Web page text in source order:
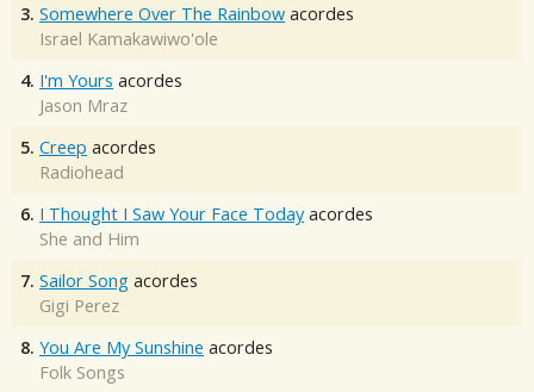
3. Somewhere Over The Rainbow acordes
Israel Kamakawiwo'ole
4. I'm Yours acordes
Jason Mraz
5. Creep acordes
Radiohead
6. I Thought I Saw Your Face Today acordes
She and Him
7. Sailor Song acordes
Gigi Perez
8. You Are My Sunshine acordes
Folk Songs